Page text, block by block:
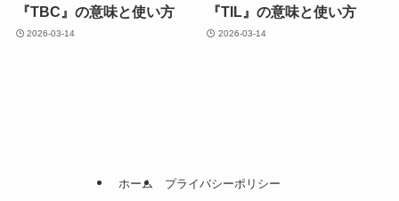
『TBC』の意味と使い方
2026-03-14
『TIL』の意味と使い方
2026-03-14
ホーム プライバシーポリシー